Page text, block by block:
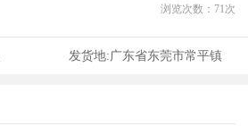
浏览次数： 71次
发货地:广东省东莞市常平镇